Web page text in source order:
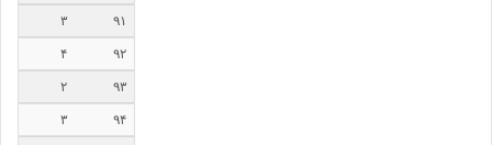
۹۱ ۳
۹۲ ۴
۹۳ ۲
۹۴ ۳